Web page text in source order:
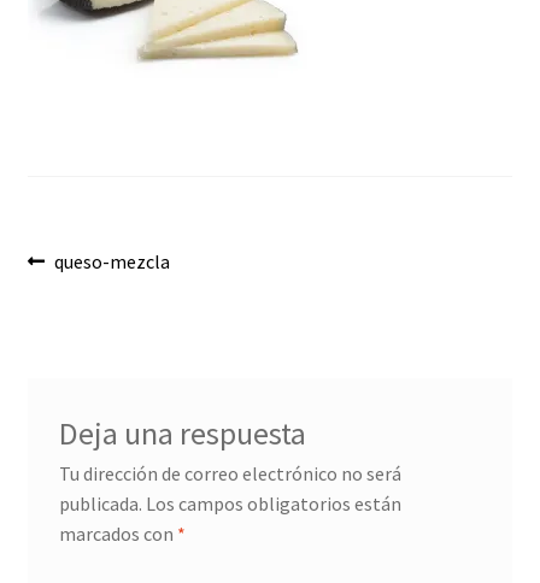
Finalizar compra
Mi cuenta
Pescados y Mariscos
Política de Privacidad Y Cookies
Navegación
Anterior:
queso-mezcla
Deja una respuesta
Tu dirección de correo electrónico no será
publicada. Los campos obligatorios están
marcados con *